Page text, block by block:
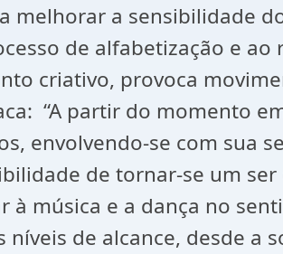
melhorar a sensibilidade
de alfabetização e
criativo, provoca
“A partir do momento
envolvendo-se com sua
de tornar-se um
à música e a dança no
de alcance, desde a